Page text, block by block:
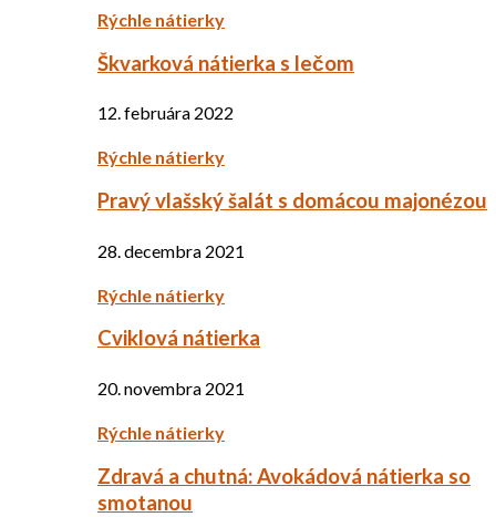
Rýchle nátierky
Škvarková nátierka s lečom
12. februára 2022
Rýchle nátierky
Pravý vlašský šalát s domácou majonézou
28. decembra 2021
Rýchle nátierky
Cviklová nátierka
20. novembra 2021
Rýchle nátierky
Zdravá a chutná: Avokádová nátierka so
smotanou